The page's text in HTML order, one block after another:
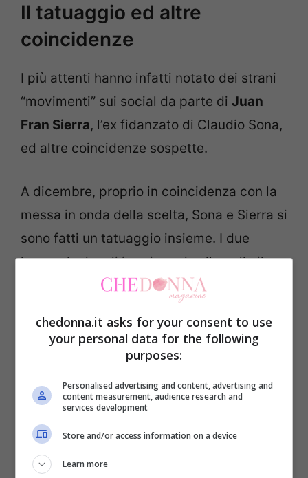
Il tatuaggio ed altre
coincidenze
I più attenti hanno infatti notato dei strani
“movimenti” sui social da parte di Juan
Fran Sierra, l’ex fidanzato di Claudio Sona,
ed altre coincidenze sospette.
A dicembre, proprio in coincidenza con la
messa in onda della scelta, Sona e Sierra si
sono fatti un tatuaggio insieme. I due
hanno deciso di imprimersi sulla pelle il
coniglietto di Bambi, come simbolo del loro
“Ci sono persone che per me rimangono
anche se appartengono al mio passato –
aveva commentato ai tempi Claudio
tanti tatuaggi fatti con persone speciali
che hanno in qualche modo segnato la mia
chedonna.it asks for your consent to use
your personal data for the following
purposes:
Personalised advertising and content, advertising and
content measurement, audience research and
services development
Store and/or access information on a device
Learn more